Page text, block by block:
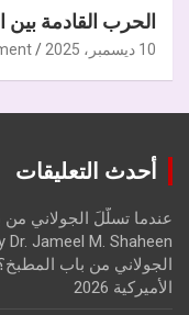
الحرب القادمة بين
10 ديسمبر، 2025
أحدث التعليقات
الجولاني من باب
الأميركية 2026